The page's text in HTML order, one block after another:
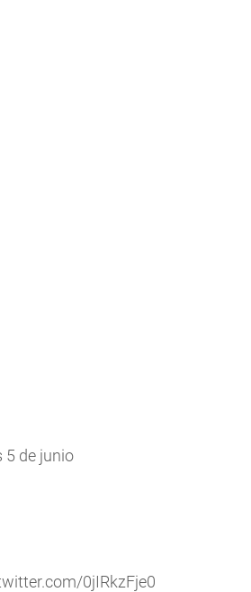
5 de junio
0jIRkzFje0